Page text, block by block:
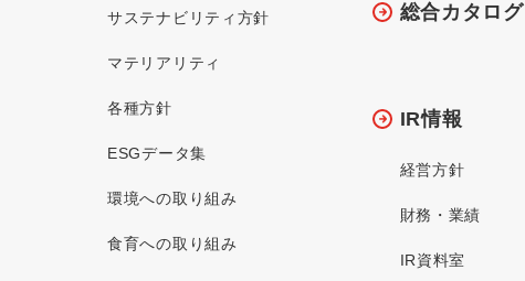
サステナビリティ方針
マテリアリティ
各種方針
ESGデータ集
環境への取り組み
食育への取り組み
総合カタログ
IR情報
経営方針
財務・業績
IR資料室